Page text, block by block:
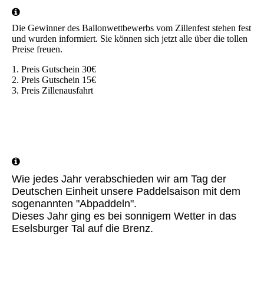
Die Gewinner des Ballonwettbewerbs vom Zillenfest stehen fest
und wurden informiert. Sie können sich jetzt alle über die tollen
Preise freuen.
1. Preis Gutschein 30€
2. Preis Gutschein 15€
3. Preis Zillenausfahrt
Wie jedes Jahr verabschieden wir am Tag der
Deutschen Einheit unsere Paddelsaison mit dem
sogenannten "Abpaddeln".
Dieses Jahr ging es bei sonnigem Wetter in das
Eselsburger Tal auf die Brenz.